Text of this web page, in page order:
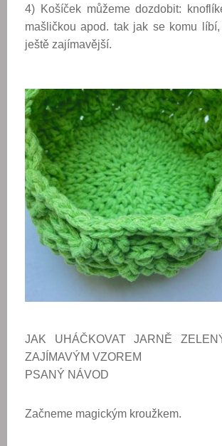
4) Košíček můžeme dozdobit:
mašličkou apod. tak jak se komu
ještě zajímavější.
JAK UHÁČKOVAT JARNĚ
ZAJÍMAVÝM VZOREM
PSANÝ NÁVOD
Začneme magickým kroužkem.